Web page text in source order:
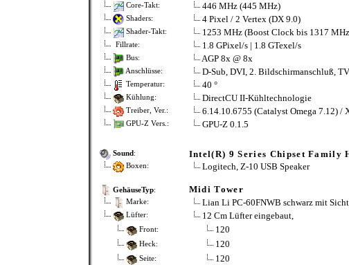
Core-Takt: 446 MHz (445 MHz)
Shaders: 4 Pixel / 2 Vertex (DX 9.0)
Shader-Takt: 1253 MHz (Boost Clock bis 1317
Fillrate: 1.8 GPixel/s | 1.8 GTexel/s
Bus: AGP 8x @ 8x
Anschlüsse: D-Sub, DVI, 2. Bildschirmanschluß,
Temperatur: 40 °
Kühlung: DirectCU II-Kühltechnologie
Treiber, Ver.: 6.14.10.6755 (Catalyst Omega 7.12) /
GPU-Z Vers.: GPU-Z 0.1.5
Sound: Intel(R) 9 Series Chipset
Boxen: Logitech, Z-10 USB Speaker
GehäuseTyp: Midi Tower
Marke: Lian Li PC-60FNWB schwarz mit
Lüfter: 12 Cm Lüfter eingebaut,
Front: 120
Heck: 120
Seite: 120